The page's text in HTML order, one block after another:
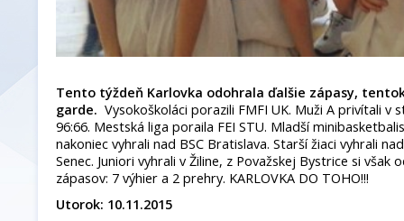
Tento týždeň Karlovka odohrala ďalšie zápasy,
garde. Vysokoškoláci porazili FMFI UK. Muži A privítali v
96:66. Mestská liga poraila FEI STU. Mladší
nakoniec vyhrali nad BSC Bratislava. Starší žiaci vyhrali
Senec. Juniori vyhrali v Žiline, z Považskej Bystrice si však
zápasov: 7 výhier a 2 prehry. KARLOVKA DO TOHO!!!
Utorok: 10.11.2015